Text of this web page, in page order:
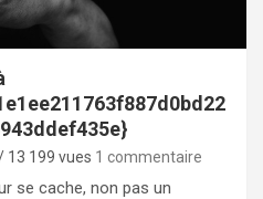
13 199 vues 1 commentaire
se cache, non pas un